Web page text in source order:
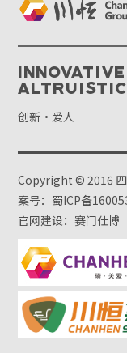
Innovative
Altruistic
创新·爱人
Copyright © 2016
案号：蜀ICP备
官网建设：赛门仕博